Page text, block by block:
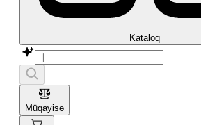
Kataloq
Müqayisə